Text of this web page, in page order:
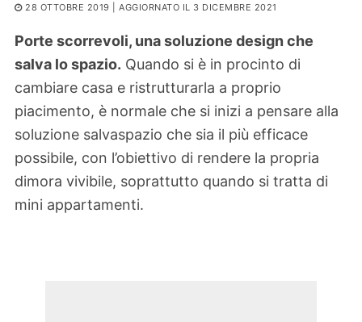
Search for:
28 OTTOBRE 2019
| AGGIORNATO IL 3 DICEMBRE 2021
Porte scorrevoli, una soluzione design che
salva lo spazio. Quando si è in procinto di
cambiare casa e ristrutturarla a proprio
piacimento, è normale che si inizi a pensare alla
soluzione salvaspazio che sia il più efficace
possibile, con l’obiettivo di rendere la propria
dimora vivibile, soprattutto quando si tratta di
mini appartamenti.